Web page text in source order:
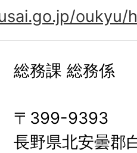
oukyu/
総務課 総務係
〒399-9393
長野県北安曇郡